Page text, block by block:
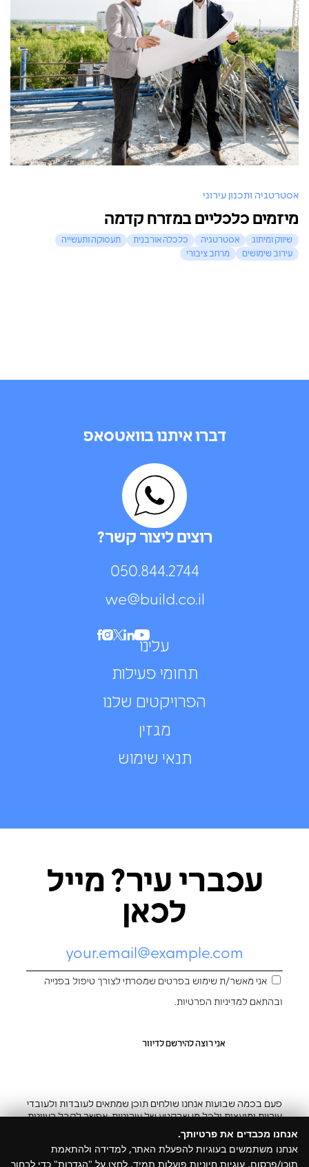
אסטרטגיה ותכנון עירוני
מיזמים כלכליים במזרח קדמה
שיווק ומיתוג אסטרטגיה כלכלה אורבנית
תעסוקה ותעשייה
עירוב שימושים
מרחב ציבורי
עלינו
תחומי פעילות
הפרויקטים שלנו
מגזין
תנאי שימוש
דברו איתנו בוואטסאפ
רוצים ליצור קשר?
050.844.2744⁩
we@build.co.il
עכברי עיר? מייל
לכאן
אני מאשר/ת שימוש בפרטים שמסרתי לצורך טיפול בפנייה
ובהתאם למדיניות הפרטיות.
פעם בכמה שבועות אנחנו שולחים תוכן שמתאים לעובדות ולעובדי
עיריות ומועצות ולכל מי שבקטע של עירוניות. אפשר לקבל רעיונות
אנחנו מכבדים את פרטיותך.
אנחנו משתמשים בעוגיות להפעלת האתר, למדידה ולהתאמת
תוכן/פרסום. עוגיות חיוניות פועלות תמיד. לחצו על "הגדרות" כדי לבחור